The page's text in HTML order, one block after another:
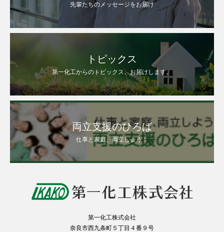
先輩たちのメッセージをお届け
トピックス
第一化工からのトピックス、お届けします。
両立支援のひろば
仕事と家庭、両立しよう！
第一化工株式会社
奈良市西九条町５丁目４番９号